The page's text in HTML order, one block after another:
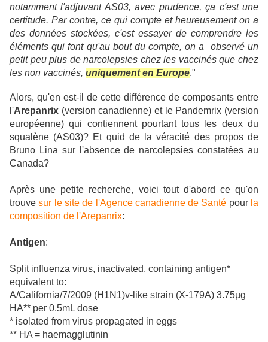
notamment l'adjuvant AS03, avec prudence, ça c'est une
certitude. Par contre, ce qui compte et heureusement on a
des données stockées, c'est essayer de comprendre les
éléments qui font qu'au bout du compte, on a observé un
petit peu plus de narcolepsies chez les vaccinés que chez
les non vaccinés, uniquement en Europe."
Alors, qu'en est-il de cette différence de composants entre
l'Arepanrix (version canadienne) et le Pandemrix (version
européenne) qui contiennent pourtant tous les deux du
squalène (AS03)? Et quid de la véracité des propos de
Bruno Lina sur l'absence de narcolepsies constatées au
Canada?
Après une petite recherche, voici tout d'abord ce qu'on
trouvesur le site de l'Agence canadienne de Santé pour la
composition de l'Arepanrix:
Antigen:
Split influenza virus, inactivated, containing antigen*
equivalent to:
A/California/7/2009 (H1N1)v-like strain (X-179A) 3.75µg
HA** per 0.5mL dose
* isolated from virus propagated in eggs
** HA = haemagglutinin